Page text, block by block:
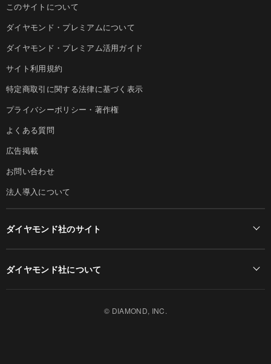
このサイトについて
ダイヤモンド・プレミアムについて
ダイヤモンド・プレミアム活用ガイド
サイト利用規約
特定商取引に関する法律に基づく表示
プライバシーポリシー・著作権
よくある質問
広告掲載
お問い合わせ
法人導入について
ダイヤモンド社のサイト
ダイヤモンド社について
© DIAMOND, INC.